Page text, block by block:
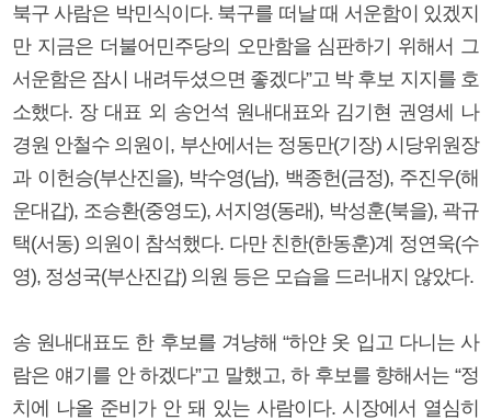
북구 사람은 박민식이다. 북구를 떠날 때 서운함이 있겠지
만 지금은 더불어민주당의 오만함을 심판하기 위해서 그
서운함은 잠시 내려두셨으면 좋겠다”고 박 후보 지지를 호
소했다. 장 대표 외 송언석 원내대표와 김기현 권영세 나
경원 안철수 의원이, 부산에서는 정동만(기장) 시당위원장
과 이헌승(부산진을), 박수영(남), 백종헌(금정), 주진우(해
운대갑), 조승환(중영도), 서지영(동래), 박성훈(북을), 곽규
택(서동) 의원이 참석했다. 다만 친한(한동훈)계 정연욱(수
영), 정성국(부산진갑) 의원 등은 모습을 드러내지 않았다.
송 원내대표도 한 후보를 겨냥해 “하얀 옷 입고 다니는 사
람은 얘기를 안 하겠다”고 말했고, 하 후보를 향해서는 “정
치에 나올 준비가 안 돼 있는 사람이다. 시장에서 열심히